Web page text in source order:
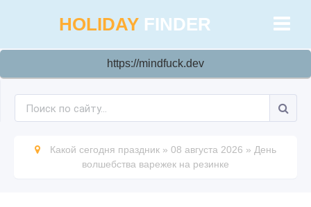
HOLIDAY FINDER
https://mindfuck.dev
Какой сегодня праздник » 08 августа 2026 » День
волшебства варежек на резинке